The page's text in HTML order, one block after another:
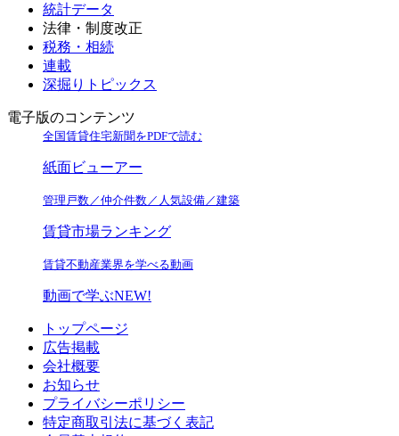
統計データ
法律・制度改正
税務・相続
連載
深掘りトピックス
電子版のコンテンツ
全国賃貸住宅新聞をPDFで読む
紙面ビューアー
管理戸数／仲介件数／人気設備／建築
賃貸市場ランキング
賃貸不動産業界を学べる動画
動画で学ぶNEW!
トップページ
広告掲載
会社概要
お知らせ
プライバシーポリシー
特定商取引法に基づく表記